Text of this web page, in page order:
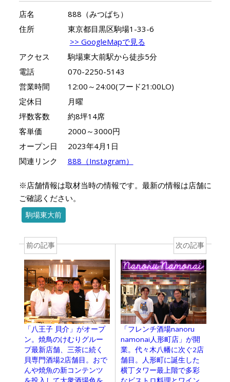
店名
888（みつばち）
住所
東京都目黒区駒場1-33-6
>> GoogleMapで見る
アクセス
駒場東大前駅から徒歩5分
電話
070-2250-5143‬
営業時間
12:00～24:00(フード21:00LO)
定休日
月曜
坪数客数
約8坪14席
客単価
2000～3000円
オープン日
2023年4月1日
関連リンク
888（Instagram）
※店舗情報は取材当時の情報です。最新の情報は店舗に
ご確認ください。
駒場東大前
前の記事
「八王子 貝介」がオープ
ン。焼鳥のけむりグルー
プ最新店舗、三茶に続く
貝専門酒場2店舗目。おで
んや焼魚の新コンテンツ
次の記事
「フレンチ酒場nanoru
namonai人形町店」が開
業。代々木八幡に次ぐ2店
舗目。人形町に誕生した
横丁タワー最上階で多彩